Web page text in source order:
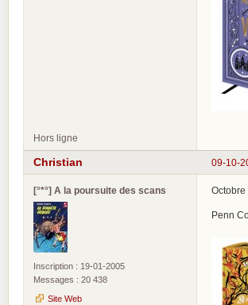
Hors ligne
09-10-
Christian
[°*°] A la poursuite des scans
Inscription : 19-01-2005
Messages : 20 438
Site Web
Octobre
Penn